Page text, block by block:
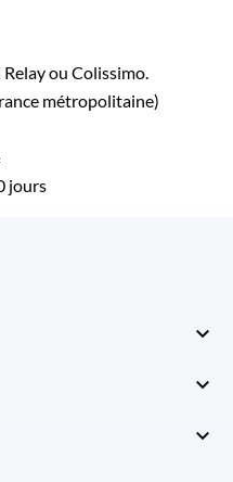
ou Colissimo.
métropolitaine)
jours


